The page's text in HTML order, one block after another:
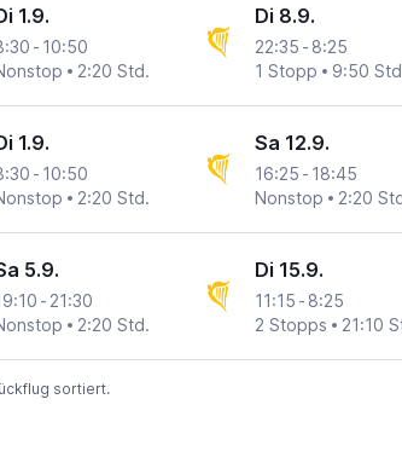
1.9.
- 10:50
2:20 Std.
Di 8.9.
22:35 - 8:25
1 Stopp
9:50
1.9.
- 10:50
2:20 Std.
Sa 12.9.
16:25 - 18:45
Nonstop
2:20
5.9.
- 21:30
2:20 Std.
Di 15.9.
11:15 - 8:25
2 Stopps
21:10
sortiert.